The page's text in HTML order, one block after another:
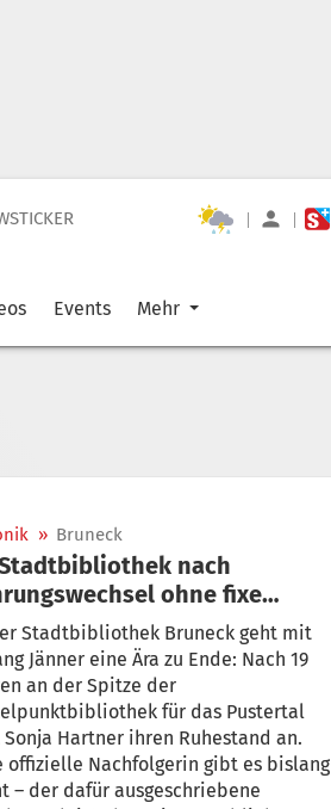
| |
Events Mehr
» Bruneck
ohne fixe
Stadtbibliothek Bruneck geht mit
Jänner eine Ära zu Ende: Nach 19
an der Spitze der
für das Pustertal
Hartner ihren Ruhestand an.
offizielle Nachfolgerin gibt es bislang
– der dafür ausgeschriebene